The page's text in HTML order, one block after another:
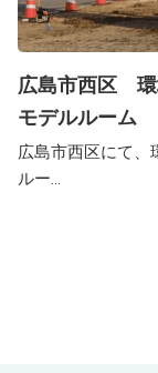
広島市西区 環
モデルルーム
広島市西区にて、
ルー...